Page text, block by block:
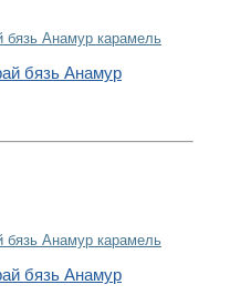
бязь Анамур
бязь Анамур